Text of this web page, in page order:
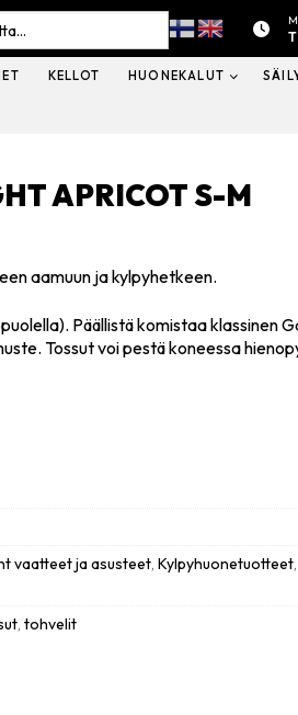
KELLOT HUONEKALUT
APRICOT S-M
aamuun ja kylpyhetkeen.
Päällistä komistaa klassinen
Tossut voi pestä koneessa
vaatteet ja asusteet,Kylpyhuonetuotteet
,tohvelit